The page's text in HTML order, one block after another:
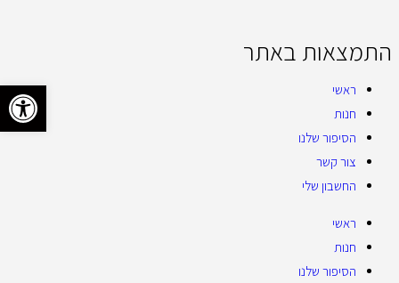
התמצאות באתר
ראשי
חנות
הסיפור שלנו
צור קשר
החשבון שלי
ראשי
חנות
הסיפור שלנו
פתח